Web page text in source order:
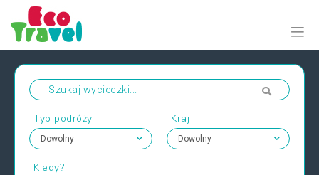
Typ podróży Kraj
Kiedy?